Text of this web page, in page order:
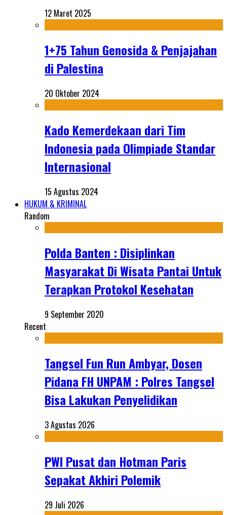
12 Maret 2025
1+75 Tahun Genosida & Penjajahan
di Palestina
20 Oktober 2024
Kado Kemerdekaan dari Tim
Indonesia pada Olimpiade Standar
Internasional
15 Agustus 2024
HUKUM & KRIMINAL
Random
Polda Banten : Disiplinkan
Masyarakat Di Wisata Pantai Untuk
Terapkan Protokol Kesehatan
9 September 2020
Recent
Tangsel Fun Run Ambyar, Dosen
Pidana FH UNPAM : Polres Tangsel
Bisa Lakukan Penyelidikan
3 Agustus 2026
PWI Pusat dan Hotman Paris
Sepakat Akhiri Polemik
29 Juli 2026